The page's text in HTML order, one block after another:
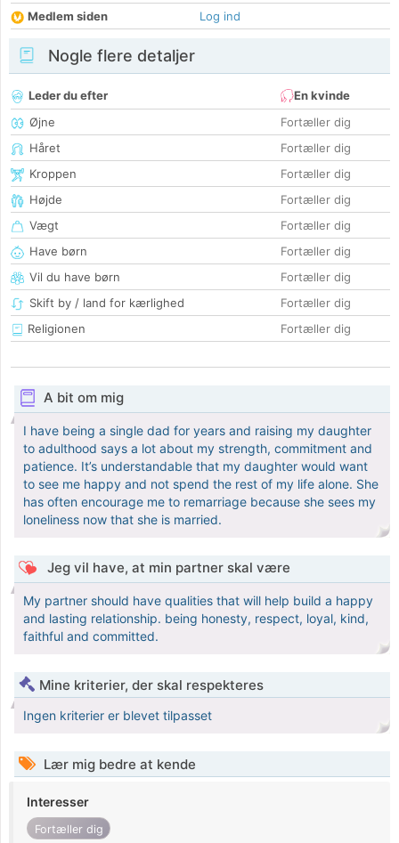
Medlem siden
Log ind
Nogle flere detaljer
Leder du efter
En kvinde
Øjne
Fortæller dig
Håret
Fortæller dig
Kroppen
Fortæller dig
Højde
Fortæller dig
Vægt
Fortæller dig
Have børn
Fortæller dig
Vil du have børn
Fortæller dig
Skift by / land for kærlighed
Fortæller dig
Religionen
Fortæller dig
A bit om mig
I have being a single dad for years and raising my daughter
to adulthood says a lot about my strength, commitment and
patience. It’s understandable that my daughter would want
to see me happy and not spend the rest of my life alone. She
has often encourage me to remarriage because she sees my
loneliness now that she is married.
Jeg vil have, at min partner skal være
My partner should have qualities that will help build a happy
and lasting relationship. being honesty, respect, loyal, kind,
faithful and committed.
Mine kriterier, der skal respekteres
Ingen kriterier er blevet tilpasset
Lær mig bedre at kende
Interesser
Fortæller dig